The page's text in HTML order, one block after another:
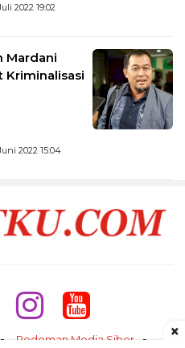
2022 19:02
Mardani
Kriminalisasi
2022 15:04
Pedoman Media Siber ×